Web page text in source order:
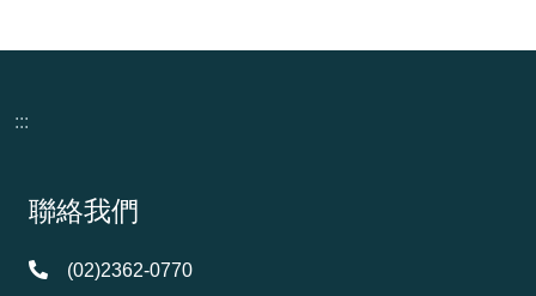
:::
頁尾資訊
聯絡我們
(02)2362-0770